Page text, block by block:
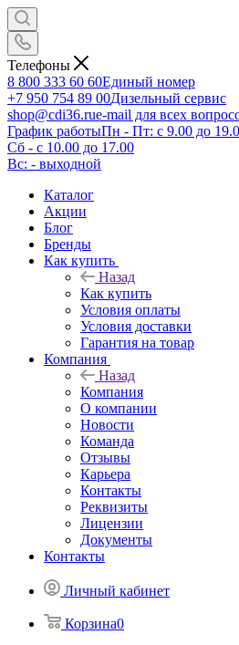
Телефоны
8 800 333 60 60Единый номер
+7 950 754 89 00Дизельный сервис
shop@cdi36.rue-mail для всех
График работыПн - Пт: с 9.00 до
Сб - с 10.00 до 17.00
Вс: - выходной
Каталог
Акции
Блог
Бренды
Как купить
Назад
Как купить
Условия оплаты
Условия доставки
Гарантия на товар
Компания
Назад
Компания
О компании
Новости
Команда
Отзывы
Карьера
Контакты
Реквизиты
Лицензии
Документы
Контакты
Личный кабинет
Корзина0